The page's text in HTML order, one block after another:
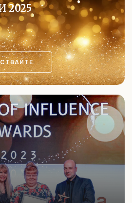
2025